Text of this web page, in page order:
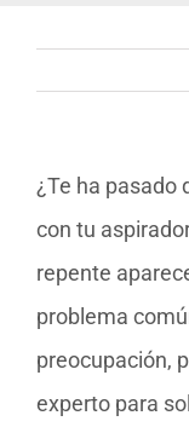
¿Te ha pasado
con tu
repente
problema
preocupación,
experto para